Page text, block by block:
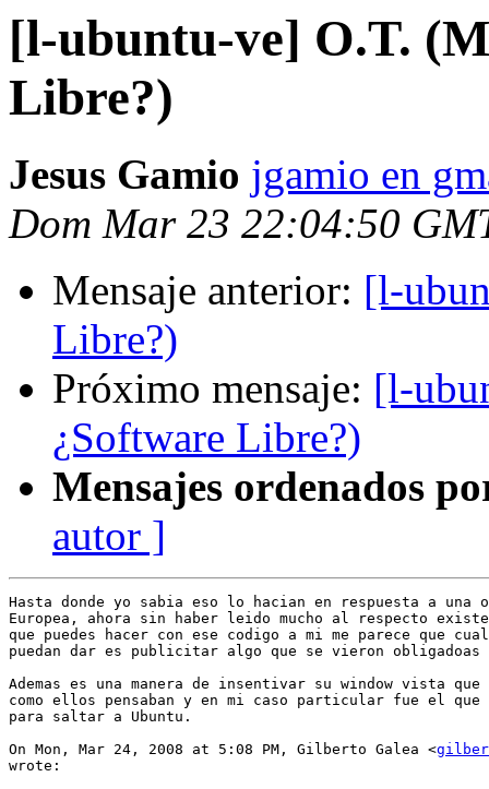
[l-ubuntu-ve] O.T.
Libre?)
Jesus Gamio jgamio en
Dom Mar 23 22:04:50
Mensaje anterior: [l-
Libre?)
Próximo mensaje: [l-
¿Software Libre?)
Mensajes ordenados
autor ]
Hasta donde yo sabia eso lo hacian en respuesta a una
Europea, ahora sin haber leido mucho al respecto
que puedes hacer con ese codigo a mi me parece que
puedan dar es publicitar algo que se vieron obligadoas
Ademas es una manera de insentivar su window vista
como ellos pensaban y en mi caso particular fue el que
para saltar a Ubuntu.
On Mon, Mar 24, 2008 at 5:08 PM, Gilberto Galea <
wrote: